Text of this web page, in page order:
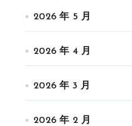
2026 年 5 月
2026 年 4 月
2026 年 3 月
2026 年 2 月